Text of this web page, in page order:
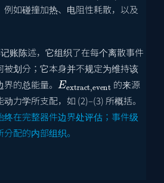
如碰撞加热、电阻性耗散，以及
账陈述，它组织了在每个离散事件
被划分；它本身并不规定为维持该
的总能量。
Eextract,event
的来源
力学所支配，如 (2)–(3) 所概括。
终在完整器件边界处评估；事件级
配的内部组织。